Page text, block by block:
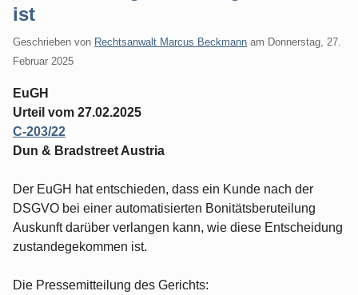
ist
Geschrieben von Rechtsanwalt Marcus Beckmann am Donnerstag, 27.
Februar 2025
EuGH
Urteil vom 27.02.2025
C-203/22
Dun & Bradstreet Austria
Der EuGH hat entschieden, dass ein Kunde nach der
DSGVO bei einer automatisierten Bonitätsberuteilung
Auskunft darüber verlangen kann, wie diese Entscheidung
zustandegekommen ist.
Die Pressemitteilung des Gerichts: